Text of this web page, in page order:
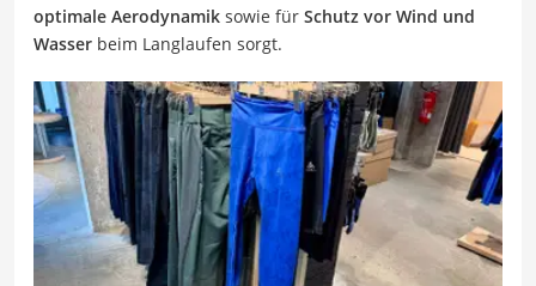
optimale Aerodynamik sowie für Schutz vor Wind und
Wasser beim Langlaufen sorgt.